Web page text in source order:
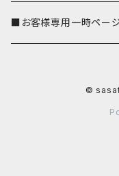
■お客様専用一時ペー
©